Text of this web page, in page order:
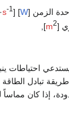
الزمن [W
] or [
·s-1],
[
m2
],
احتياطات
إذا كان